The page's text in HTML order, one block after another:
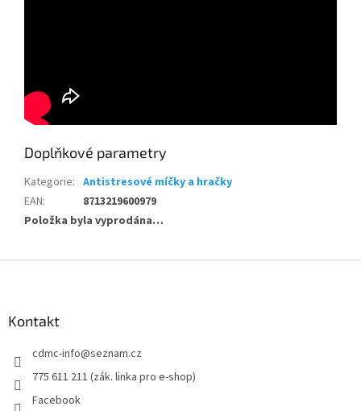
Doplňkové parametry
Kategorie: Antistresové míčky a hračky
EAN:
8713219600979
Položka byla vyprodána…
Kontakt
cdmc-info@seznam.cz
775 611 211 (zák. linka pro e-shop)
Facebook